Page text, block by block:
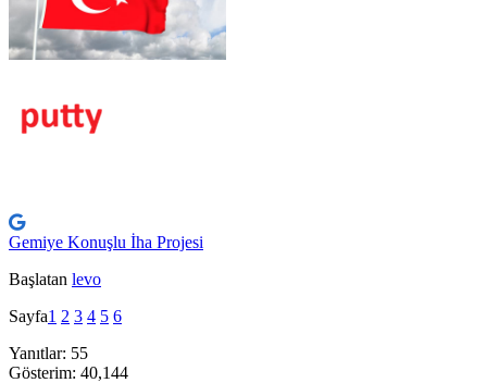
Gemiye Konuşlu İha Projesi
Başlatan levo
Sayfa1 2 3 4 5 6
Yanıtlar: 55
Gösterim: 40,144